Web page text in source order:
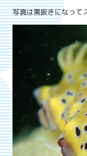
写真は黒抜きになって